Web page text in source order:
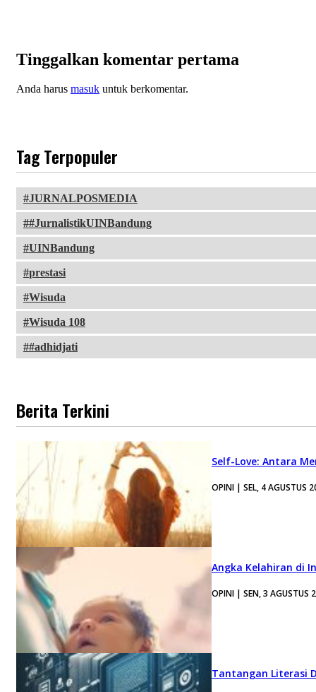
Tinggalkan komentar pertama
Anda harus masuk untuk berkomentar.
Tag Terpopuler
JURNALPOSMEDIA
#JurnalistikUINBandung
UINBandung
prestasi
Wisuda
Wisuda 108
#adhidjati
Berita Terkini
Self-Love: Antara
OPINI | SEL, 4 AGUSTUS
Angka Kelahiran di
OPINI | SEN, 3 AGUSTUS
Tantangan Literasi